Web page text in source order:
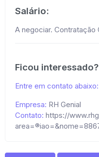
Salário:
A negociar. Contratação
Ficou interessado?
Entre em contato abaixo:
Empresa: RH Genial
Contato: https://